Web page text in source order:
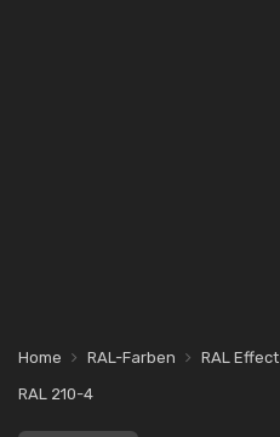
Home RAL-Farben RAL Effect
RAL 210-4